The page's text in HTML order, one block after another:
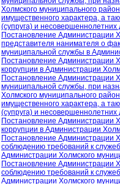
Холмского муниципального
имущественного характера, а
(супруга) и несовершеннолетних
Постановление Администрации
представителя нанимателя о
муниципальной службы в
Постановление Администрации
коррупции в Администрации
Постановление Администрации
муниципальной службы, при
Холмского муниципального
имущественного характера, а
(супруга) и несовершеннолетних
Постановление Администрации
коррупции в Администрации
Постановление Администрации
соблюдению требований к
Администрации Холмского
Постановление Администрации
соблюдению требований к
Администрации Холмского